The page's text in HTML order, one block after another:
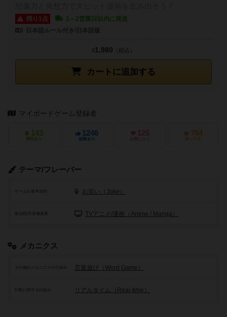
残り1点
1～2営業日以内に発送
カートに追加する
¥1,980 （税込）
マイボードゲーム登録者
143
興味あり
1246
経験あり
125
お気に入り
784
持ってる
テーマ/フレーバー
お笑い（Joke）
政治経済/各種産業 TVアニメ/漫画（Anime / Manga）
メカニクス
その他のメカニクスや仕組み 言葉遊び（Word Game）
行動に関する仕組み リアルタイム（Real-time）